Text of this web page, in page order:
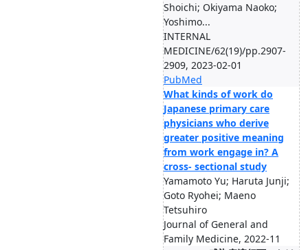
Shoichi; Okiyama Naoko;
Yoshimo...
INTERNAL
MEDICINE/62(19)/pp.2907-
2909, 2023-02-01
PubMed
What kinds of work do
Japanese primary care
physicians who derive
greater positive meaning
from work engage in? A
cross- sectional study
Yamamoto Yu; Haruta Junji;
Goto Ryohei; Maeno
Tetsuhiro
Journal of General and
Family Medicine, 2022-11